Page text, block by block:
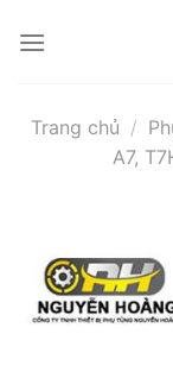
qua
Trang chủ /
A7,